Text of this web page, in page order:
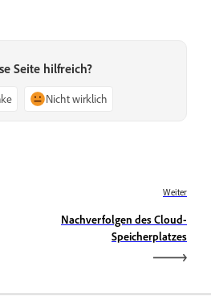
Seite hilfreich?
Nicht wirklich
Weiter
Nachverfolgen des Cloud-
Speicherplatzes